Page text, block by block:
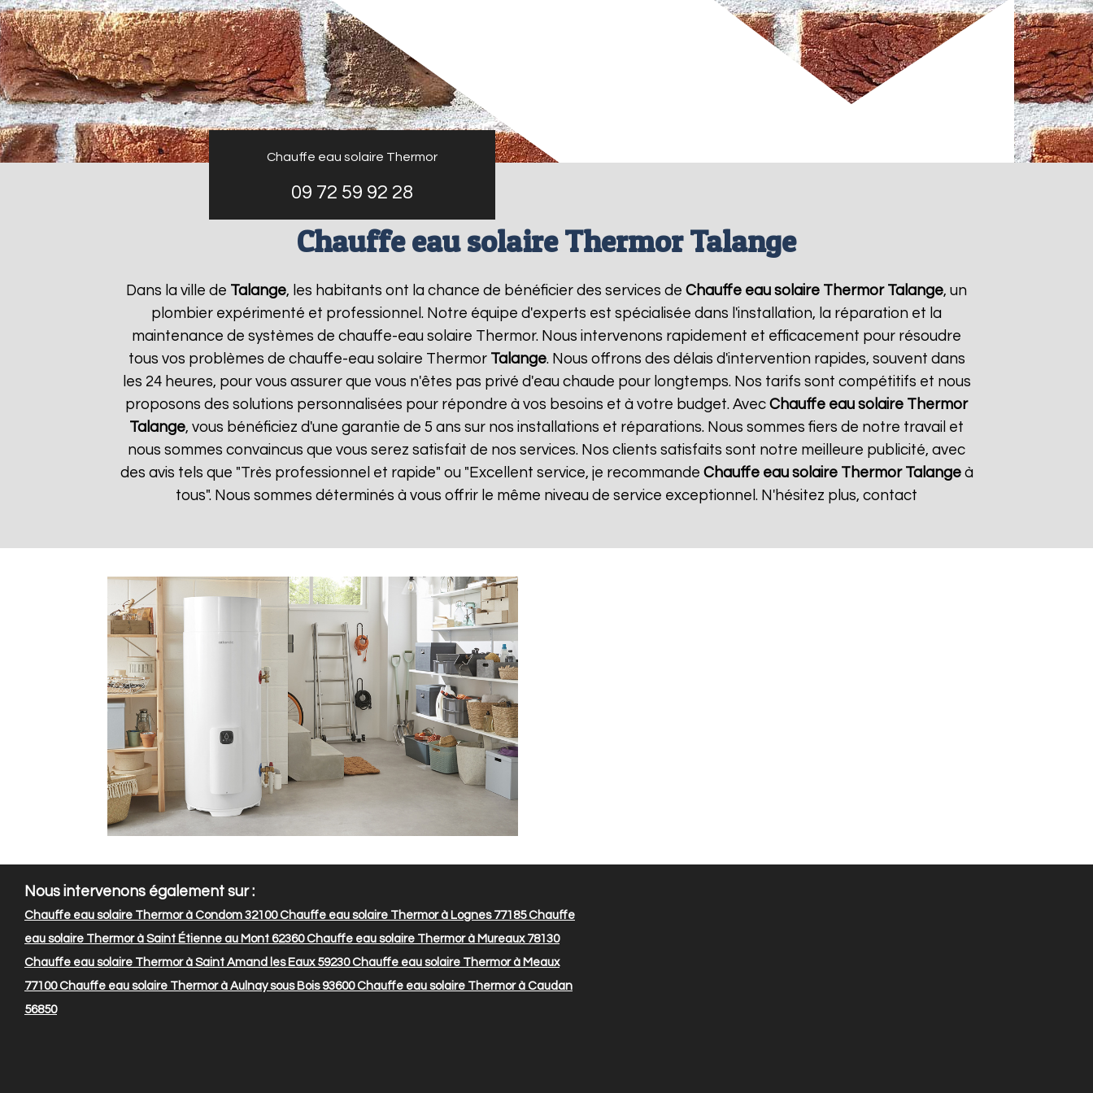
Chauffe eau solaire Thermor
09 72 59 92 28
Chauffe eau solaire Thermor Talange
Dans la ville de Talange, les habitants ont la chance de bénéficier des services de Chauffe eau solaire Thermor Talange, un
plombier expérimenté et professionnel. Notre équipe d'experts est spécialisée dans l'installation, la réparation et la
maintenance de systèmes de chauffe-eau solaire Thermor. Nous intervenons rapidement et efficacement pour résoudre
tous vos problèmes de chauffe-eau solaire Thermor Talange. Nous offrons des délais d'intervention rapides, souvent dans
les 24 heures, pour vous assurer que vous n'êtes pas privé d'eau chaude pour longtemps. Nos tarifs sont compétitifs et nous
proposons des solutions personnalisées pour répondre à vos besoins et à votre budget. Avec Chauffe eau solaire Thermor
Talange, vous bénéficiez d'une garantie de 5 ans sur nos installations et réparations. Nous sommes fiers de notre travail et
nous sommes convaincus que vous serez satisfait de nos services. Nos clients satisfaits sont notre meilleure publicité, avec
des avis tels que "Très professionnel et rapide" ou "Excellent service, je recommande Chauffe eau solaire Thermor Talangeà
tous". Nous sommes déterminés à vous offrir le même niveau de service exceptionnel. N'hésitez plus, contact
Nous intervenons également sur :
Chauffe eau solaire Thermor à Condom 32100Chauffe eau solaire Thermor à Lognes 77185Chauffe
eau solaire Thermor à Saint Étienne au Mont 62360Chauffe eau solaire Thermor à Mureaux 78130
Chauffe eau solaire Thermor à Saint Amand les Eaux 59230Chauffe eau solaire Thermor à Meaux
77100Chauffe eau solaire Thermor à Aulnay sous Bois 93600Chauffe eau solaire Thermor à Caudan
56850